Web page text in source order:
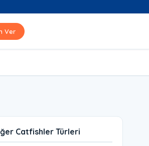
Ver
Catfishler Türleri